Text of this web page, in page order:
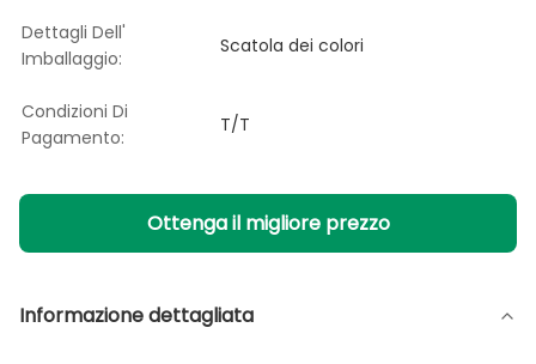
Dettagli Dell'
Imballaggio:
Scatola dei colori
Condizioni Di
Pagamento:
T/T
Ottenga il migliore prezzo
Informazione dettagliata